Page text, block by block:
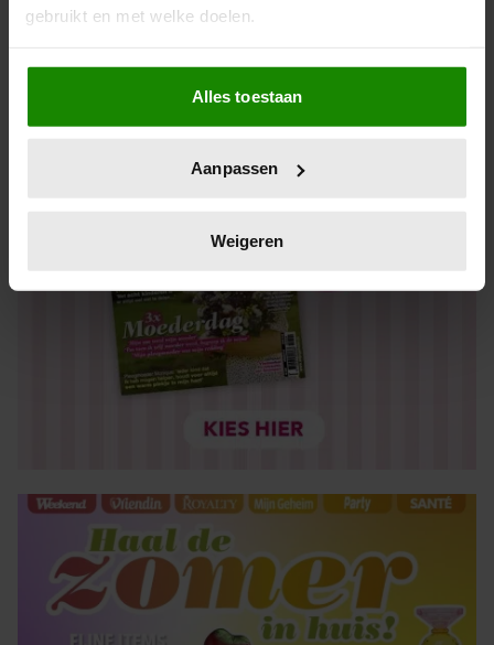
gebruikt en met welke doelen.
Als u het toestaat, willen we ook graag:
Informatie verzamelen over uw geografische locatie,
die tot een paar meter nauwkeurig kan zijn
op specifieke eigenschappen (fingerprinting)
verwerkt en stel uw voorkeuren in het
intrekken in de Cookieverklaring.
We gebruiken cookies om content en advertenties te
personaliseren, om functies voor social media te bieden
en om ons websiteverkeer te analyseren. Ook delen we
informatie over uw gebruik van onze site met onze
informatie die u aan ze heeft verstrekt of die ze hebben
verzameld op basis van uw gebruik van hun services. U
gaat akkoord met onze cookies als u onze website blijft
gebruiken.
Alles toestaan
Aanpassen
Weigeren